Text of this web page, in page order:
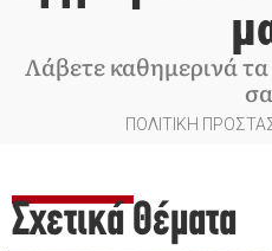
Λάβετε καθημερινά
ΠΟΛΙΤΙΚΗ
Σχετικά Θέματα